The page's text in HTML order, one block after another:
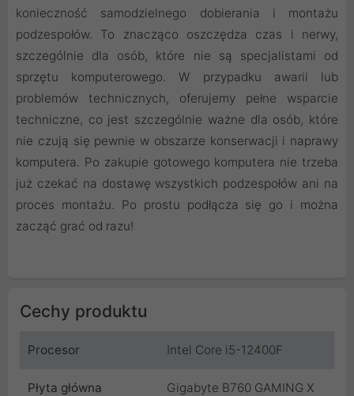
konieczność samodzielnego dobierania i montażu
podzespołów. To znacząco oszczędza czas i nerwy,
szczególnie dla osób, które nie są specjalistami od
sprzętu komputerowego. W przypadku awarii lub
problemów technicznych, oferujemy pełne wsparcie
techniczne, co jest szczególnie ważne dla osób, które
nie czują się pewnie w obszarze konserwacji i naprawy
komputera. Po zakupie gotowego komputera nie trzeba
już czekać na dostawę wszystkich podzespołów ani na
proces montażu. Po prostu podłącza się go i można
zacząć grać od razu!
Cechy produktu
Procesor Intel Core i5-12400F
Płyta główna
Gigabyte B760 GAMING X